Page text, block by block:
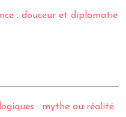
: douceur et diplomatie
: mythe ou réalité